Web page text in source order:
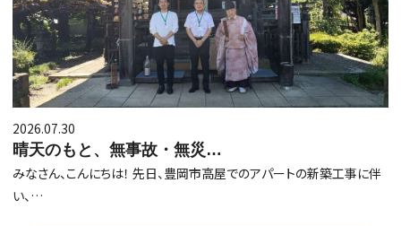
2026.07.30
晴天のもと、無事故・無災…
みなさん、こんにちは！ 先日、豊岡市高屋でのアパートの新築工事に伴
い、…